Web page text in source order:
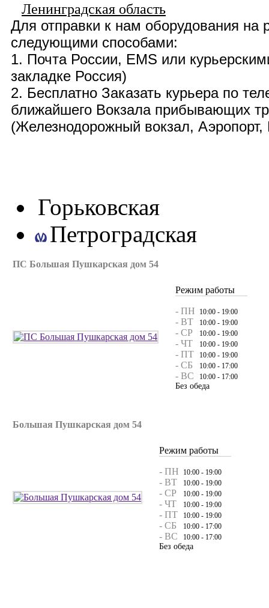
Ленинградская область
Для отправки к нам оборудования на
следующими способами:
1. Почта России, EMS или
закладке Россия)
2. Бесплатно Заказать курьера по
ближайшего Вокзала прибывающих
(Железнодорожный вокзал, Аэропорт,
Горьковская
Петроградская
ПС Большая Пушкарская дом 54
Режим работы
- ПН 10:00 - 19:00
- ВТ 10:00 - 19:00
- СР 10:00 - 19:00
- ЧТ 10:00 - 19:00
- ПТ 10:00 - 19:00
- СБ 10:00 - 17:00
- ВС 10:00 - 17:00
Без обеда
Большая Пушкарская дом 54
Режим работы
- ПН 10:00 - 19:00
- ВТ 10:00 - 19:00
- СР 10:00 - 19:00
- ЧТ 10:00 - 19:00
- ПТ 10:00 - 19:00
- СБ 10:00 - 17:00
- ВС 10:00 - 17:00
Без обеда